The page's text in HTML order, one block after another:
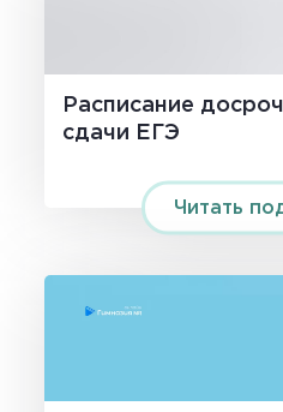
Расписание
сдачи ЕГЭ
Читать